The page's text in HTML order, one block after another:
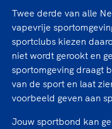
Sportonderzoek
Sportakkoord II
Game Changer
TeamNL kids
Veilige en integere
Diversiteit en inclusie
Gezonde
Duurzaamheid
Bekwaam sportkader
Vitale clubs en
Kennisaanbod
TeamNL Sport
Olympische Spelen
Paralympische
Twee derde van alle
vapevrije
sportclubs kiezen
niet wordt gerookt en
sportomgeving draagt
van de sport en laat
voorbeeld geven aan
Jouw sportbond kan